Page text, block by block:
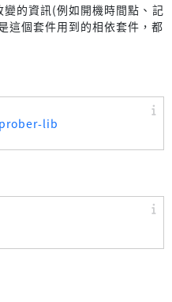
的資訊(例如開機時間點、記
這個套件用到的相依套件，都
lib